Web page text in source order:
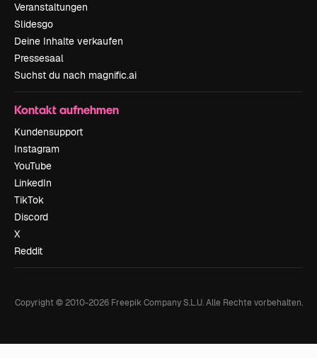
Veranstaltungen
Slidesgo
Deine Inhalte verkaufen
Pressesaal
Suchst du nach magnific.ai
Kontakt aufnehmen
Kundensupport
Instagram
YouTube
LinkedIn
TikTok
Discord
X
Reddit
Copyright © 2010-2026Freepik Company S.L.U. Alle Rechte vorbehalten.